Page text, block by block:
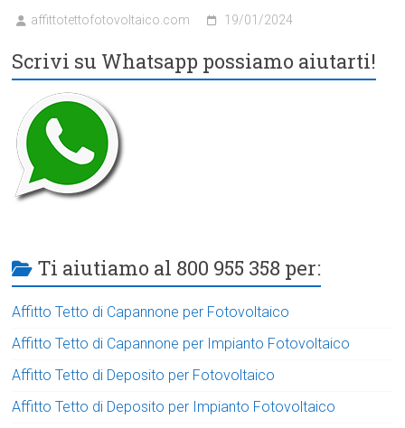
affittotettofotovoltaico.com 19/01/2024
Scrivi su Whatsapp possiamo aiutarti!
Ti aiutiamo al 800 955 358 per:
Affitto Tetto di Capannone per Fotovoltaico
Affitto Tetto di Capannone per Impianto Fotovoltaico
Affitto Tetto di Deposito per Fotovoltaico
Affitto Tetto di Deposito per Impianto Fotovoltaico